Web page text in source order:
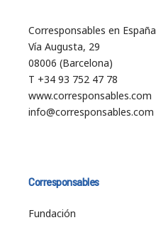
Corresponsables en España
Vía Augusta, 29
08006 (Barcelona)
T +34 93 752 47 78
www.corresponsables.com
info@corresponsables.com
Corresponsables
Fundación